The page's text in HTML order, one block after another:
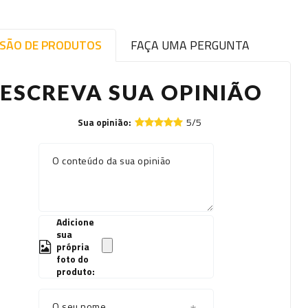
DE PRODUTOS FAÇA UMA PERGUNTA
ESCREVA SUA OPINIÃO
Sua opinião: 5/5
O conteúdo da sua opinião
Adicione
sua
própria
foto do
produto: